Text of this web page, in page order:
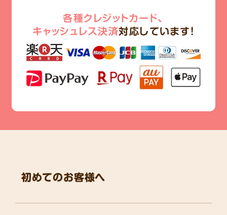
各種クレジットカード、
キャッシュレス決済対応しています!
初めてのお客様へ